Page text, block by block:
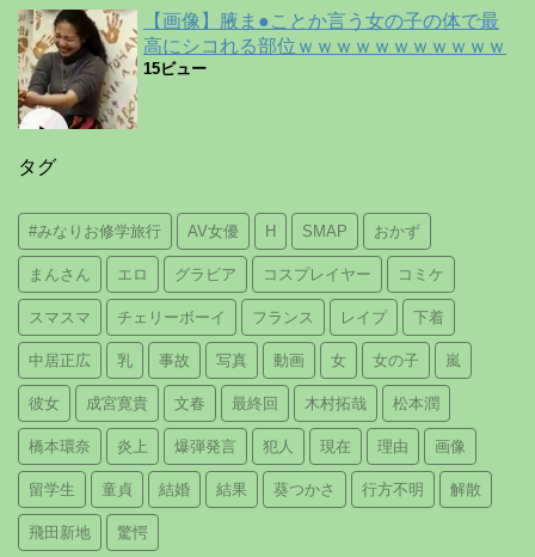
【画像】腋ま●ことか言う女の子の体で最
高にシコれる部位ｗｗｗｗｗｗｗｗｗｗｗ
15ビュー
タグ
#みなりお修学旅行 AV女優 H SMAP おかず
まんさん エロ グラビア コスプレイヤー コミケ
スマスマ チェリーボーイ フランス レイプ 下着
中居正広 乳 事故 写真 動画 女 女の子 嵐
彼女 成宮寛貴 文春 最終回 木村拓哉 松本潤
橋本環奈 炎上 爆弾発言 犯人 現在 理由 画像
留学生 童貞 結婚 結果 葵つかさ 行方不明 解散
飛田新地 驚愕